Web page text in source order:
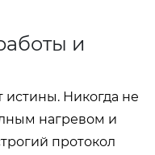
и
Никогда не
нагревом и
протокол